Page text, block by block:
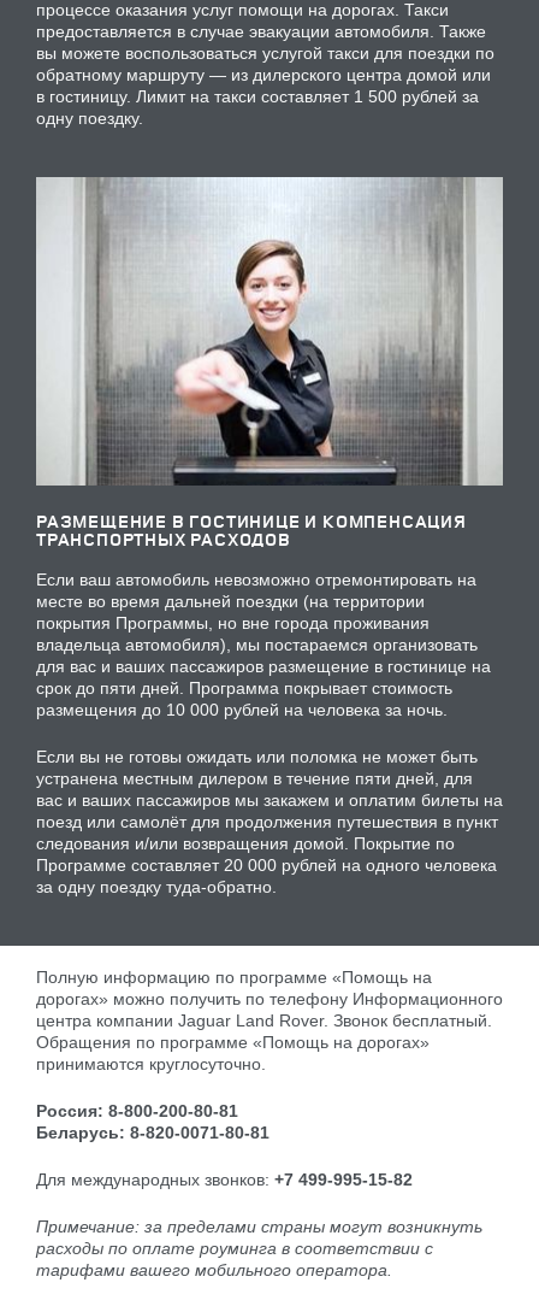
процессе оказания услуг помощи на дорогах. Такси
предоставляется в случае эвакуации автомобиля. Также
вы можете воспользоваться услугой такси для поездки по
обратному маршруту — из дилерского центра домой или
в гостиницу. Лимит на такси составляет 1 500 рублей за
одну поездку.
РАЗМЕЩЕНИЕ В ГОСТИНИЦЕ И КОМПЕНСАЦИЯ
ТРАНСПОРТНЫХ РАСХОДОВ
Если ваш автомобиль невозможно отремонтировать на
месте во время дальней поездки (на территории
покрытия Программы, но вне города проживания
владельца автомобиля), мы постараемся организовать
для вас и ваших пассажиров размещение в гостинице на
срок до пяти дней. Программа покрывает стоимость
размещения до 10 000 рублей на человека за ночь.
Если вы не готовы ожидать или поломка не может быть
устранена местным дилером в течение пяти дней, для
вас и ваших пассажиров мы закажем и оплатим билеты на
поезд или самолёт для продолжения путешествия в пункт
следования и/или возвращения домой. Покрытие по
Программе составляет 20 000 рублей на одного человека
за одну поездку туда-обратно.
Полную информацию по программе «Помощь на
дорогах» можно получить по телефону Информационного
центра компании Jaguar Land Rover. Звонок бесплатный.
Обращения по программе «Помощь на дорогах»
принимаются круглосуточно.
Россия: 8-800-200-80-81
Беларусь: 8-820-0071-80-81
Для международных звонков: +7 499-995-15-82
Примечание: за пределами страны могут возникнуть
расходы по оплате роуминга в соответствии с
тарифами вашего мобильного оператора.